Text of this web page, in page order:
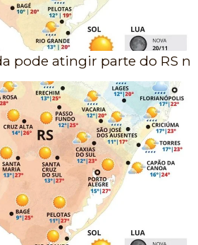
pode atingir parte do RS